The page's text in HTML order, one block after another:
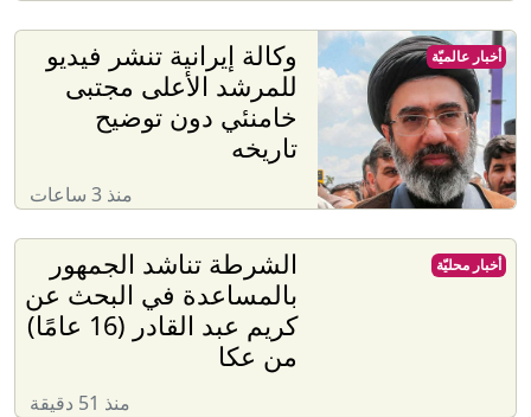
وكالة إيرانية تنشر فيديو
للمرشد الأعلى مجتبى
خامنئي دون توضيح
تاريخه
منذ 3 ساعات
أخبار عالميّة
الشرطة تناشد الجمهور
بالمساعدة في البحث عن
كريم عبد القادر (16 عامًا)
من عكا
منذ 51 دقيقة
أخبار محليّة